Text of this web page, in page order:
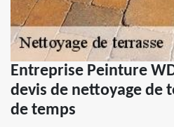
Entreprise Peinture
devis de nettoyage de
de temps